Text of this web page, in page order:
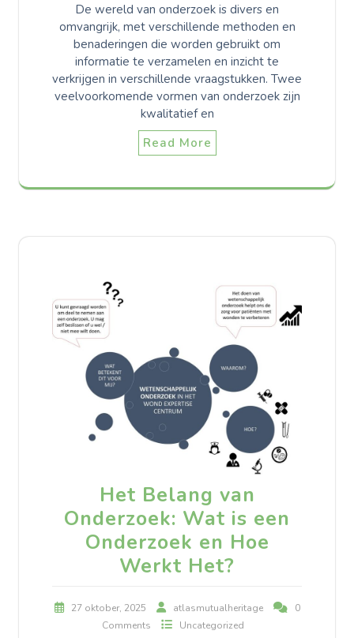
De wereld van onderzoek is divers en
omvangrijk, met verschillende methoden en
benaderingen die worden gebruikt om
informatie te verzamelen en inzicht te
verkrijgen in verschillende vraagstukken. Twee
veelvoorkomende vormen van onderzoek zijn
kwalitatief en
Read More
Het Belang van
Onderzoek: Wat is een
Onderzoek en Hoe
Werkt Het?
27 oktober, 2025 atlasmutualheritage
0
Comments
Uncategorized